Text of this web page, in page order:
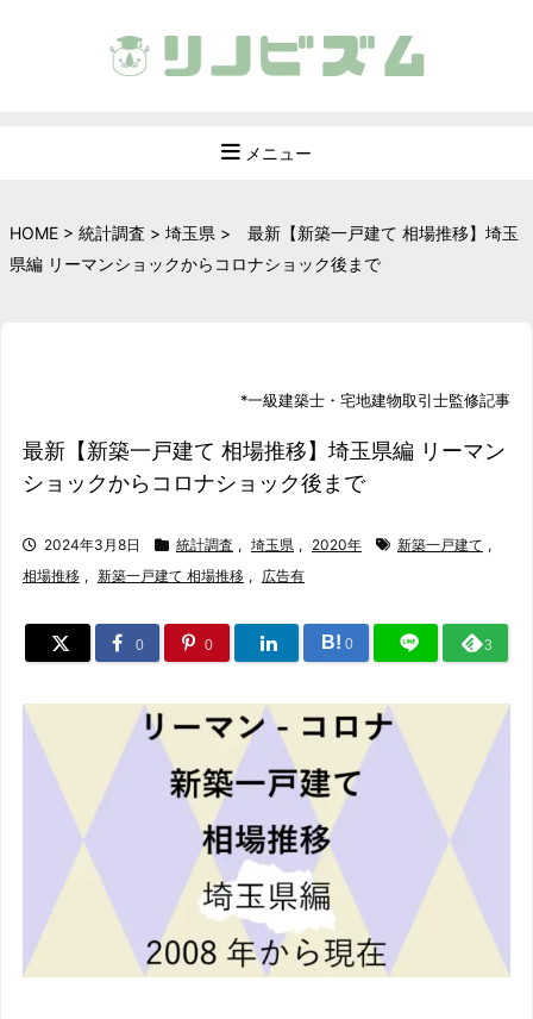
メニュー
HOME > 統計調査 > 埼玉県 >
最新【新築一戸建て 相場推移】埼玉
県編 リーマンショックからコロナショック後まで
*一級建築士 ・ 宅地建物取引士監修記事
最新【新築一戸建て 相場推移】埼玉県編 リーマン
ショックからコロナショック後まで
2024年3月8日 統計調査 , 埼玉県 , 2020年 新築一戸建て ,
相場推移 , 新築一戸建て 相場推移 , 広告有
0 0 B! 0 3